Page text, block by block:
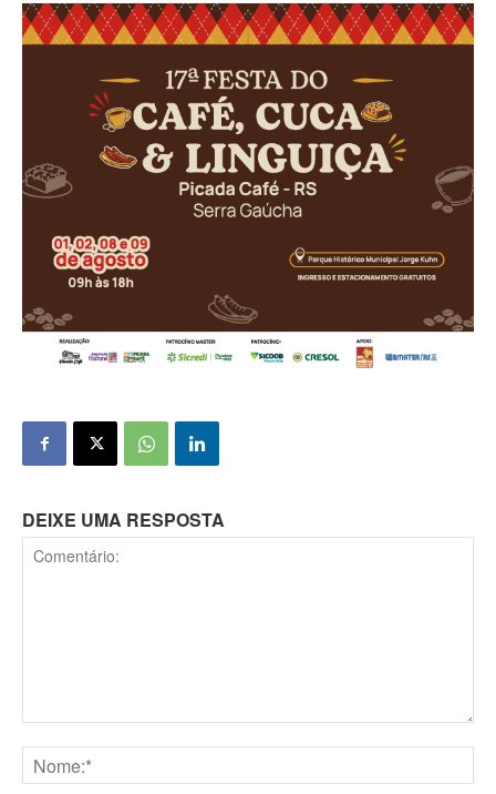
DEIXE UMA RESPOSTA